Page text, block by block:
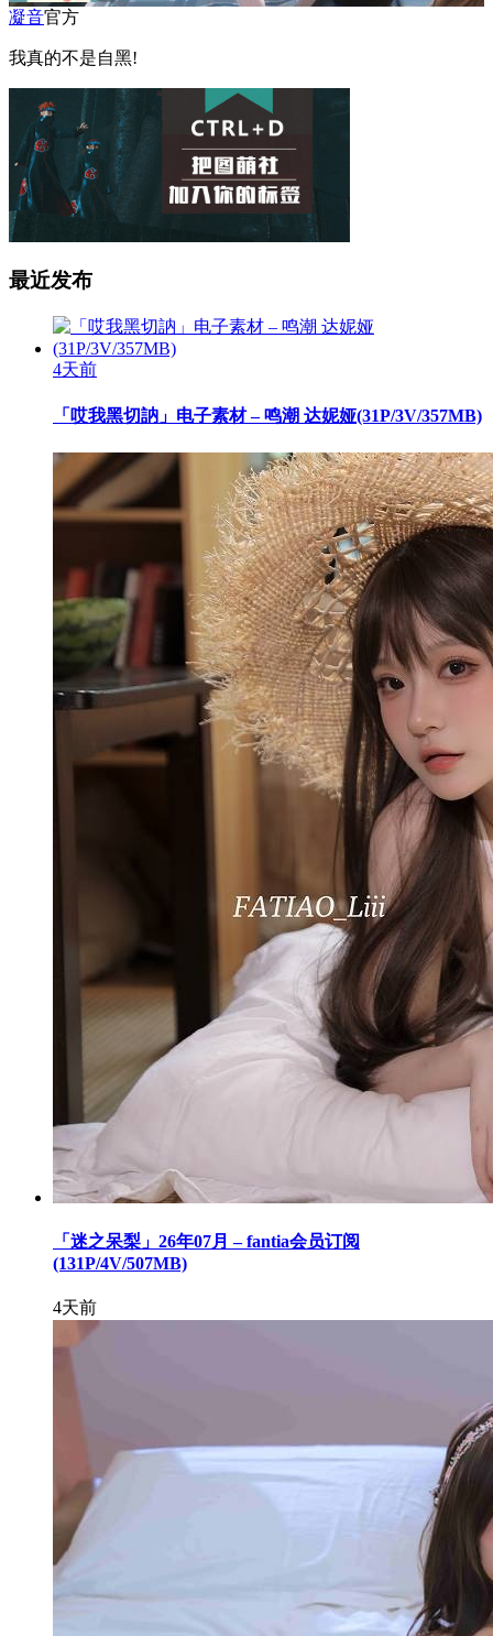
凝音官方
我真的不是自黑!
最近发布
4天前
「哎我黑切訥」电子素材 – 鸣潮 达妮娅(31P/3V/357MB)
「迷之呆梨」26年07月 – fantia会员订阅
(131P/4V/507MB)
4天前